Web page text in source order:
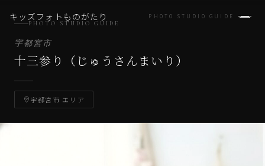
キッズフォトものがたり PHOTO STUDIO GUIDE
PHOTO STUDIO GUIDE
宇都宮市
十三参り（じゅうさんまいり）
宇都宮市 エリア